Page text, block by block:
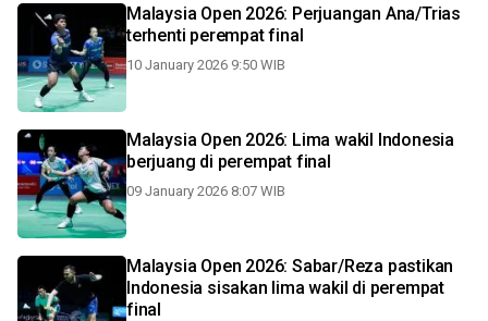
Malaysia Open 2026: Perjuangan Ana/Trias
terhenti perempat final
10 January 2026 9:50 WIB
Malaysia Open 2026: Lima wakil Indonesia
berjuang di perempat final
09 January 2026 8:07 WIB
Malaysia Open 2026: Sabar/Reza pastikan
Indonesia sisakan lima wakil di perempat
final